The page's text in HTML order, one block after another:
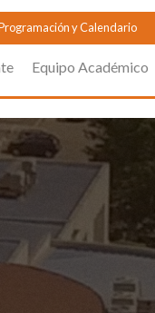
y Calendario
Equipo Académico